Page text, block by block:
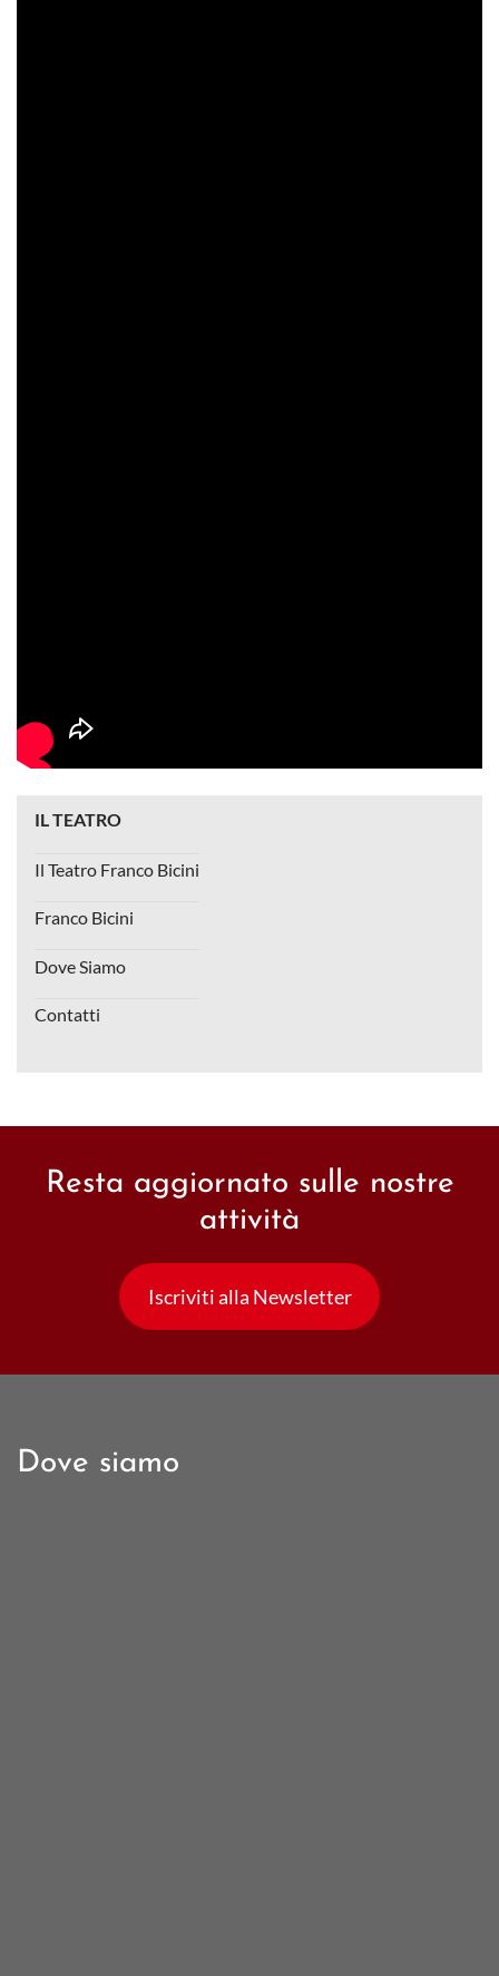
IL TEATRO
Il Teatro Franco Bicini
Franco Bicini
Dove Siamo
Contatti
Resta aggiornato sulle nostre
attività
Iscriviti alla Newsletter
Dove siamo